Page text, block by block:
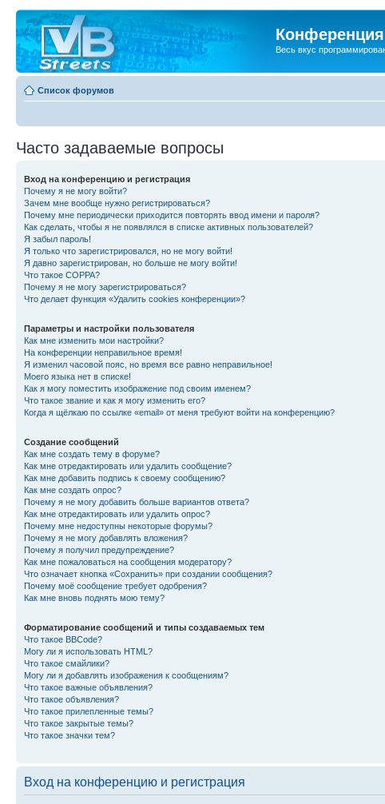
Весь вкус
Список форумов
Часто задаваемые вопросы
Вход на конференцию и регистрация
Почему я не могу войти?
Зачем мне вообще нужно регистрироваться?
Почему мне периодически приходится повторять ввод имени и пароля?
Как сделать, чтобы я не появлялся в списке активных пользователей?
Я забыл пароль!
Я только что зарегистрировался, но не могу войти!
Я давно зарегистрирован, но больше не могу войти!
Что такое COPPA?
Почему я не могу зарегистрироваться?
Что делает функция «Удалить cookies конференции»?
Параметры и настройки пользователя
Как мне изменить мои настройки?
На конференции неправильное время!
Я изменил часовой пояс, но время все равно неправильное!
Моего языка нет в списке!
Как я могу поместить изображение под своим именем?
Что такое звание и как я могу изменить его?
Когда я щёлкаю по ссылке «email» от меня требуют войти на конференцию?
Создание сообщений
Как мне создать тему в форуме?
Как мне отредактировать или удалить сообщение?
Как мне добавить подпись к своему сообщению?
Как мне создать опрос?
Почему я не могу добавить больше вариантов ответа?
Как мне отредактировать или удалить опрос?
Почему мне недоступны некоторые форумы?
Почему я не могу добавлять вложения?
Почему я получил предупреждение?
Как мне пожаловаться на сообщения модератору?
Что означает кнопка «Сохранить» при создании сообщения?
Почему моё сообщение требует одобрения?
Как мне вновь поднять мою тему?
Форматирование сообщений и типы создаваемых тем
Что такое BBCode?
Могу ли я использовать HTML?
Что такое смайлики?
Могу ли я добавлять изображения к сообщениям?
Что такое важные объявления?
Что такое объявления?
Что такое прилепленные темы?
Что такое закрытые темы?
Что такое значки тем?
Вход на конференцию и регистрация